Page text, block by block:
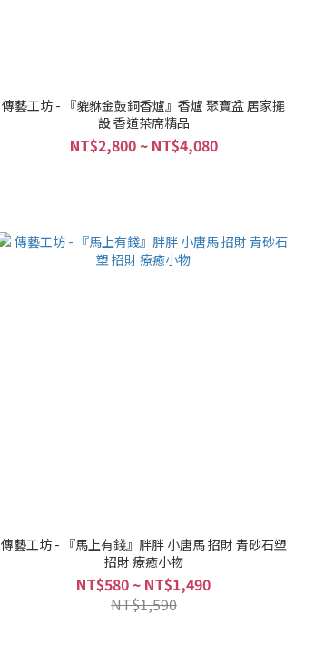
傳藝工坊 - 『貔貅金鼓銅香爐』香爐 聚寶盆 居家擺
設 香道茶席精品
NT$2,800 ~ NT$4,080
傳藝工坊 - 『馬上有錢』胖胖 小唐馬 招財 青砂石塑
招財 療癒小物
NT$580 ~ NT$1,490
NT$1,590